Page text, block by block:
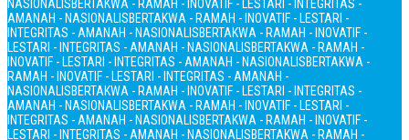
NASIONALISBERTAKWA - RAMAH - INOVATIF - LESTARI - INTEGRITAS -
AMANAH - NASIONALISBERTAKWA - RAMAH - INOVATIF - LESTARI -
INTEGRITAS - AMANAH - NASIONALISBERTAKWA - RAMAH - INOVATIF -
LESTARI - INTEGRITAS - AMANAH - NASIONALISBERTAKWA - RAMAH -
INOVATIF - LESTARI - INTEGRITAS - AMANAH - NASIONALISBERTAKWA -
RAMAH - INOVATIF - LESTARI - INTEGRITAS - AMANAH -
NASIONALISBERTAKWA - RAMAH - INOVATIF - LESTARI - INTEGRITAS -
AMANAH - NASIONALISBERTAKWA - RAMAH - INOVATIF - LESTARI -
INTEGRITAS - AMANAH - NASIONALISBERTAKWA - RAMAH - INOVATIF -
LESTARI - INTEGRITAS - AMANAH - NASIONALISBERTAKWA - RAMAH -